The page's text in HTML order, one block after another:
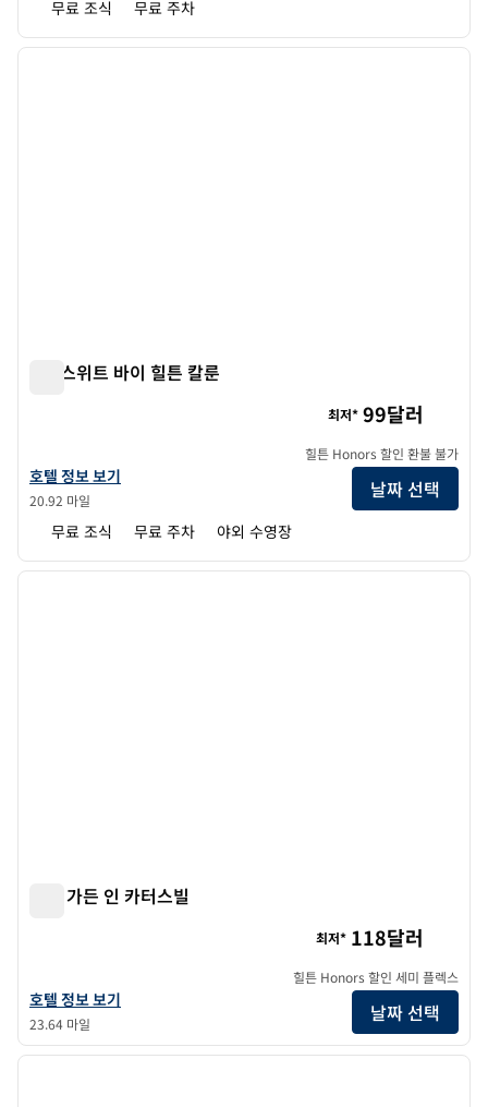
무료 조식 무료 주차
1/12
1/12
다음
홈2 스위트 바이 힐튼 칼룬
홈2 스위트 바이 힐튼 칼룬의 호텔 정보 보기
호텔 정보 보기
20.92 마일
최저* 99달러
힐튼 Honors 할인 환불 불가
날짜 선택
무료 조식 무료 주차 야외 수영장
1/12
1/12
다음
힐튼 가든 인 카터스빌
힐튼 가든 인 카터스빌의 호텔 정보 보기
호텔 정보 보기
23.64 마일
최저* 118달러
힐튼 Honors 할인 세미 플렉스
날짜 선택
1/12
1/12
다음